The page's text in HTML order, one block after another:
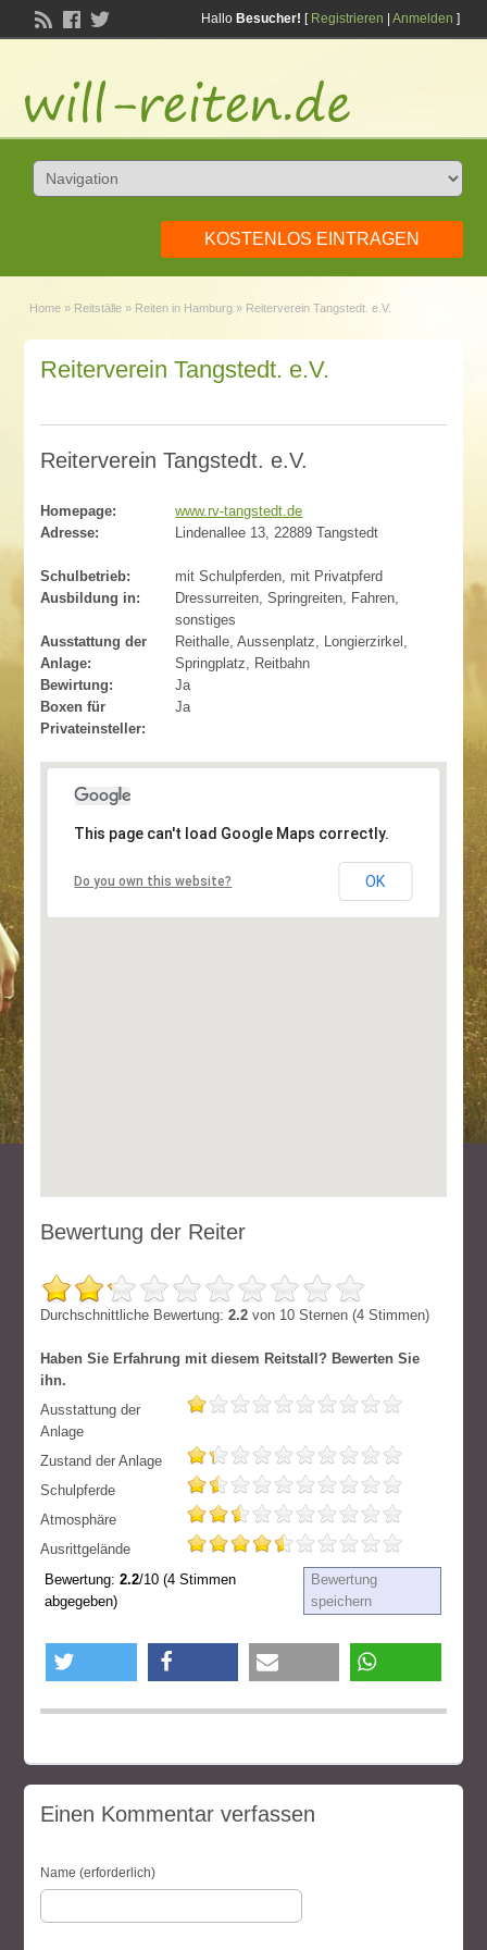
Hallo Besucher! [ Registrieren Anmelden ]
KOSTENLOS EINTRAGEN
Home » Reitställe » Reiten in Hamburg » Reiterverein Tangstedt. e.V.
Reiterverein Tangstedt. e.V.
Reiterverein Tangstedt. e.V.
Homepage:
www.rv-tangstedt.de
Adresse:
Lindenallee 13, 22889 Tangstedt
Schulbetrieb:
mit Schulpferden, mit Privatpferd
Ausbildung in:
Dressurreiten, Springreiten, Fahren,
sonstiges
Ausstattung der
Anlage:
Reithalle, Aussenplatz, Longierzirkel,
Springplatz, Reitbahn
Bewirtung:
Ja
Boxen für
Privateinsteller:
Ja
This page can't load Google Maps correctly.
Do you own this website? OK
Bewertung der Reiter
Durchschnittliche Bewertung:2.2 von 10 Sternen (4 Stimmen)
Haben Sie Erfahrung mit diesem Reitstall? Bewerten Sie
ihn.
Ausstattung der
Anlage
Zustand der Anlage
Schulpferde
Atmosphäre
Ausrittgelände
Bewertung:2.2/10 (4 Stimmen
abgegeben)
Bewertung
speichern
twittern teilen e-mail teilen
Einen Kommentar verfassen
Name (erforderlich)